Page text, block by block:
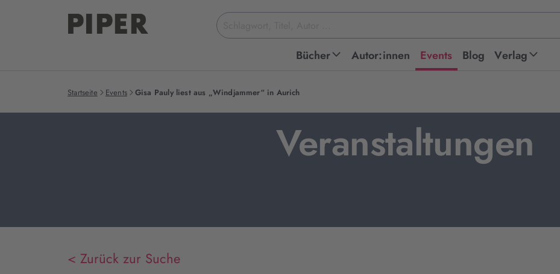
Suchbegriff
eingeben
Bücher Autor:innen Events Blog Verlag
Startseite Events Gisa Pauly liest aus „Windjammer“ in Aurich
Veranstaltungen
< Zurück zur Suche